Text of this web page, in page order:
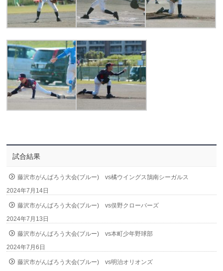
試合結果
藤沢市がんばろう大会(ブルー) vs橘ウイングス鵠南シーガルス
2024年7月14日
藤沢市がんばろう大会(ブルー) vs俣野クローバーズ
2024年7月13日
藤沢市がんばろう大会(ブルー) vs本町少年野球部
2024年7月6日
藤沢市がんばろう大会(ブルー) vs明治オリオンズ